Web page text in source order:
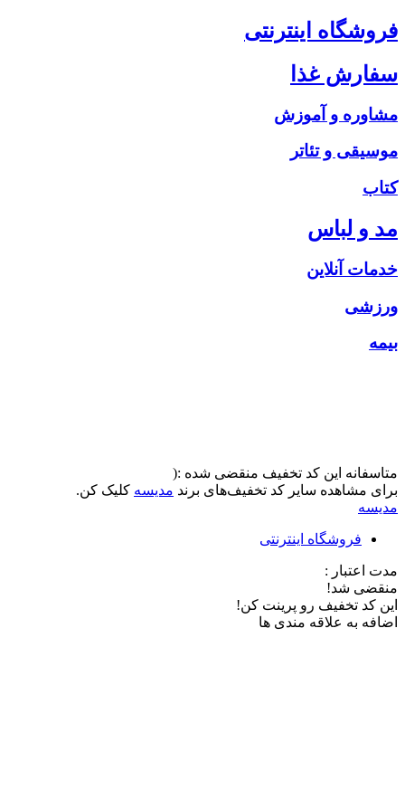
فروشگاه اینترنتی
سفارش غذا
مشاوره و آموزش
موسیقی و تئاتر
کتاب
مد و لباس
خدمات آنلاین
ورزشی
بیمه
متاسفانه این کد تخفیف منقضی شده :(
برای مشاهده سایر کد تخفیف‌های برند مدیسه کلیک کن.
مدیسه
فروشگاه اینترنتی
مدت اعتبار :
منقضی شد!
این کد تخفیف رو پرینت کن!
اضافه به علاقه مندی ها